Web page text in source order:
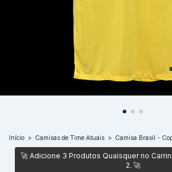
Início > Camisas de Time Atuais > Camisa Brasil -